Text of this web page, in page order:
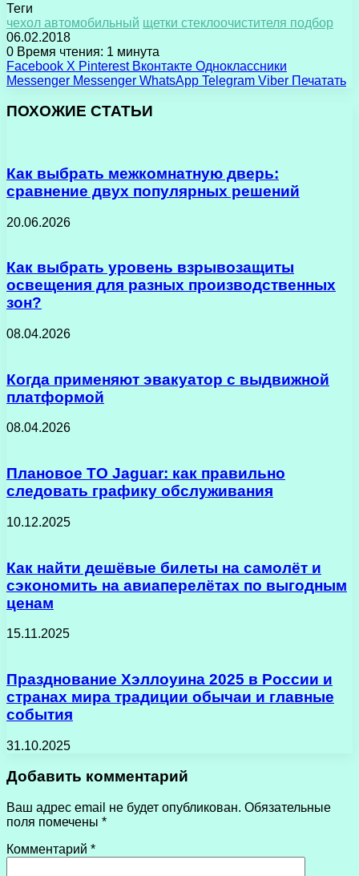
Теги
чехол автомобильный щетки стеклоочистителя подбор
06.02.2018
0 Время чтения: 1 минута
Facebook X Pinterest Вконтакте Одноклассники
Messenger Messenger WhatsApp Telegram Viber Печатать
ПОХОЖИЕ СТАТЬИ
Как выбрать межкомнатную дверь:
сравнение двух популярных решений
20.06.2026
Как выбрать уровень взрывозащиты
освещения для разных производственных
зон?
08.04.2026
Когда применяют эвакуатор с выдвижной
платформой
08.04.2026
Плановое ТО Jaguar: как правильно
следовать графику обслуживания
10.12.2025
Как найти дешёвые билеты на самолёт и
сэкономить на авиаперелётах по выгодным
ценам
15.11.2025
Празднование Хэллоуина 2025 в России и
странах мира традиции обычаи и главные
события
31.10.2025
Добавить комментарий
Ваш адрес email не будет опубликован. Обязательные
поля помечены *
Комментарий *